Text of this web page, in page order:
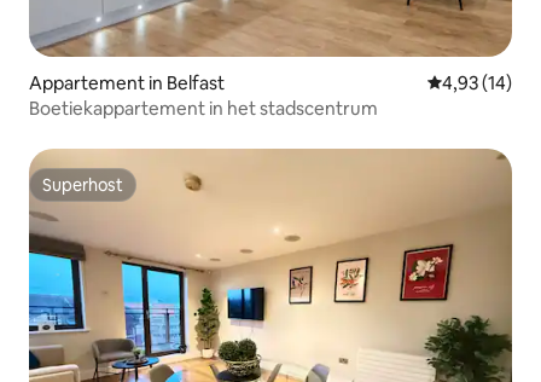
Appartement in Belfast Gemiddelde
4,93 (14)
Boetiekappartement in het stadscentrum
Superhost
Superhost